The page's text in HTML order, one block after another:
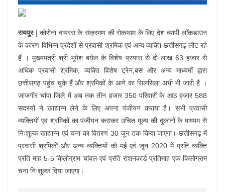
रायपुर| कोरोना वायरस के संक्रमण की रोकथाम के लिए देश व्यापी लाॅकडाउन
के कारण विभिन्न प्रदेशों से प्रवासी श्रमिक एवं अन्य व्यक्ति छत्तीसगढ़ लौट रहे
हैं । मुख्यमंत्री श्री भूपेश बघेल के विशेष प्रयास से दो लाख 63 हजार से
अधिक प्रवासी श्रमिक, व्यक्ति विशेष ट्रेन,बस और अन्य माध्यमों द्वारा
छत्तीसगढ़ पहुंच चुके हैं और श्रमिकों के आने का सिलसिला अभी भी जारी है ।
जाजगीर चांपा जिले में अब तक तीन हजार 350 परिवारों के आठ हजार 588
सदस्यों ने खाद्यान्न लेने के लिए अपना पंजीयन कराया है। सभी प्रवासी
व्यक्तियों एवं श्रमिकों का पंजीयन कराकर उचित मूल्य की दुकानों के माध्यम से
निःशुल्क खाद्यान्न एवं चना का वितरण 30 जून तक किया जाएगा। छत्तीसगढ़ में
प्रवासी श्रमिकों और अन्य व्यक्तियों को मई एवं जून 2020 में प्रति व्यक्ति
प्रति माह 5-5 किलोग्राम चांवल एवं प्रति राशनकार्ड प्रतिमाह एक किलोग्राम
चना निःशुल्क दिया जाएगा।